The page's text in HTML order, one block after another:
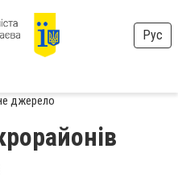
Рус
джерело